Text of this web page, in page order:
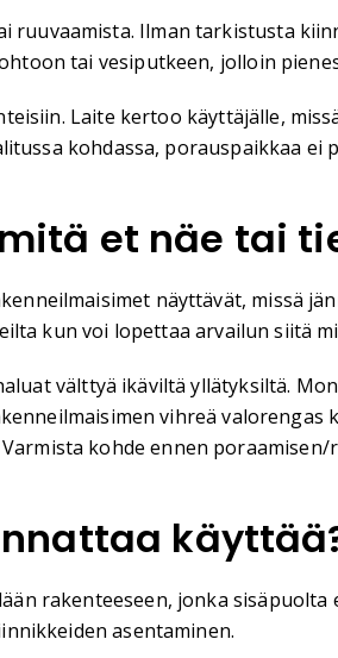
ruuvaamista. Ilman tarkistusta
tai vesiputkeen, jolloin
Laite kertoo käyttäjälle,
kohdassa, porauspaikkaa
et näe tai
näyttävät, missä
kun voi lopettaa arvailun siitä
välttyä ikäviltä yllätyksiltä.
vihreä
kohde ennen
rakenteeseen, jonka
asentaminen.